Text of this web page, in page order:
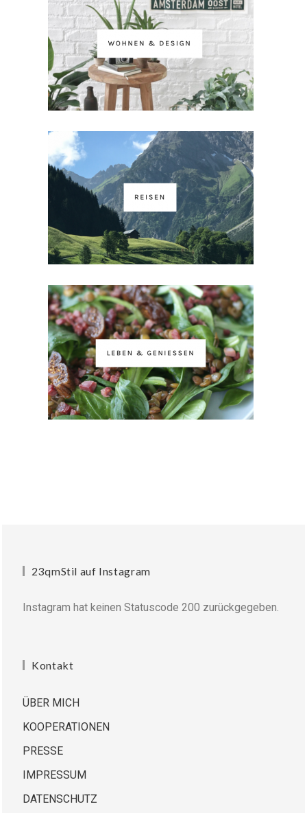
23qmStil auf Instagram
Instagram hat keinen Statuscode 200 zurückgegeben.
Kontakt
ÜBER MICH
KOOPERATIONEN
PRESSE
IMPRESSUM
DATENSCHUTZ